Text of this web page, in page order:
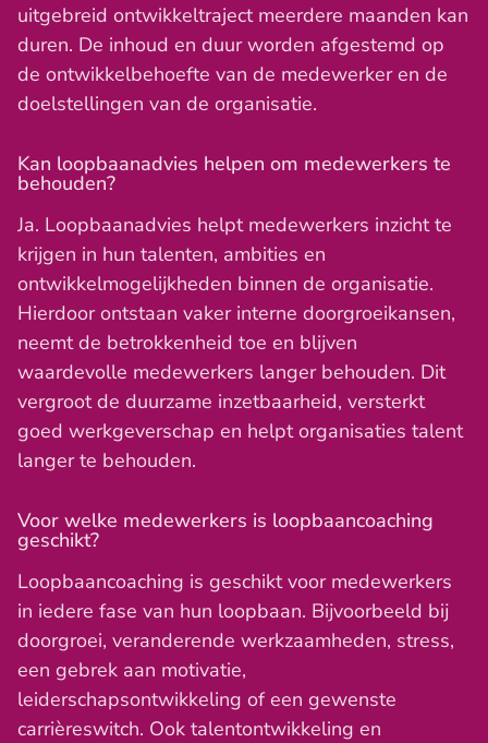
uitgebreid ontwikkeltraject meerdere maanden kan
duren. De inhoud en duur worden afgestemd op
de ontwikkelbehoefte van de medewerker en de
doelstellingen van de organisatie.
Kan loopbaanadvies helpen om medewerkers te
behouden?
Ja. Loopbaanadvies helpt medewerkers inzicht te
krijgen in hun talenten, ambities en
ontwikkelmogelijkheden binnen de organisatie.
Hierdoor ontstaan vaker interne doorgroeikansen,
neemt de betrokkenheid toe en blijven
waardevolle medewerkers langer behouden. Dit
vergroot de duurzame inzetbaarheid, versterkt
goed werkgeverschap en helpt organisaties talent
langer te behouden.
Voor welke medewerkers is loopbaancoaching
geschikt?
Loopbaancoaching is geschikt voor medewerkers
in iedere fase van hun loopbaan. Bijvoorbeeld bij
doorgroei, veranderende werkzaamheden, stress,
een gebrek aan motivatie,
leiderschapsontwikkeling of een gewenste
carrièreswitch. Ook talentontwikkeling en